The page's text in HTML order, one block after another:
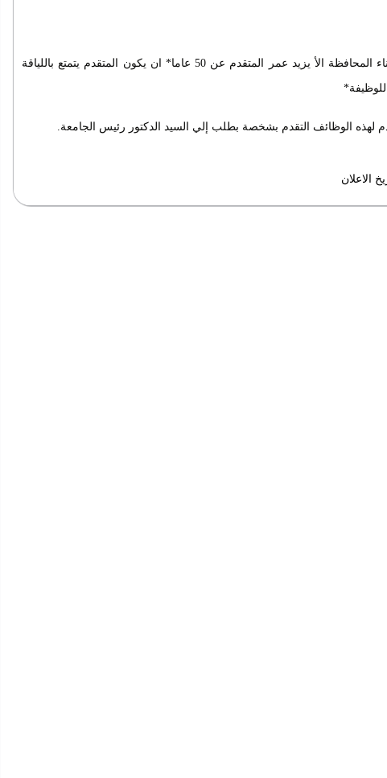
أن يكون المتقدم من أبناء المحافظة الأ يزيد عمر المتقدم عن 50 عاما* ان يكون المتقدم يتمتع باللياقة
للوظيفة*
الوظائف التقدم بشخصة بطلب إلي السيد الدكتور رئيس الجامعة.